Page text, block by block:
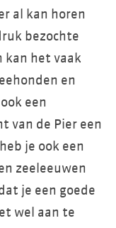
al kan horen
bezochte
kan het vaak
en
een
van de Pier een
je ook een
zeeleeuwen
je een goede
wel aan te